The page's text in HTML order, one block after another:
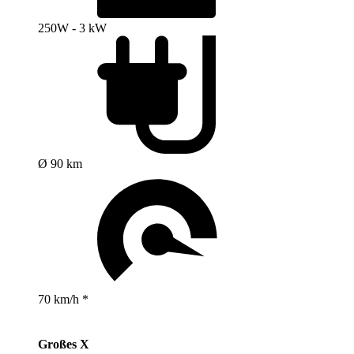
250W - 3 kW
Ø 90 km
70 km/h *
Großes X